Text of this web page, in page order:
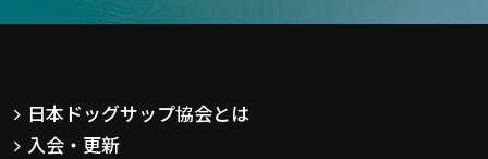
日本ドッグサップ協会とは
入会・更新